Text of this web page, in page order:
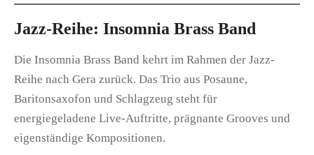
Jazz-Reihe: Insomnia Brass Band
Die Insomnia Brass Band kehrt im Rahmen der Jazz-
Reihe nach Gera zurück. Das Trio aus Posaune,
Baritonsaxofon und Schlagzeug steht für
energiegeladene Live-Auftritte, prägnante Grooves und
eigenständige Kompositionen.